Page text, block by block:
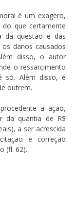
é um exagero,
que certamente
da questão e das
danos causados
disso, o autor
o ressarcimento
só. Além disso, é
outrem.
a ação,
da quantia de R$
a ser acrescida
e correção
(fl. 62).